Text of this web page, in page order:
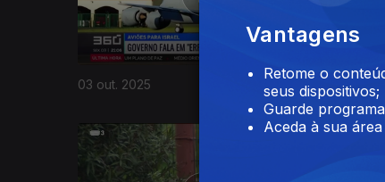
03 out. 2025 02 out.
Vantagens
Retome o
seus dispositivos;
Guarde
Aceda à sua